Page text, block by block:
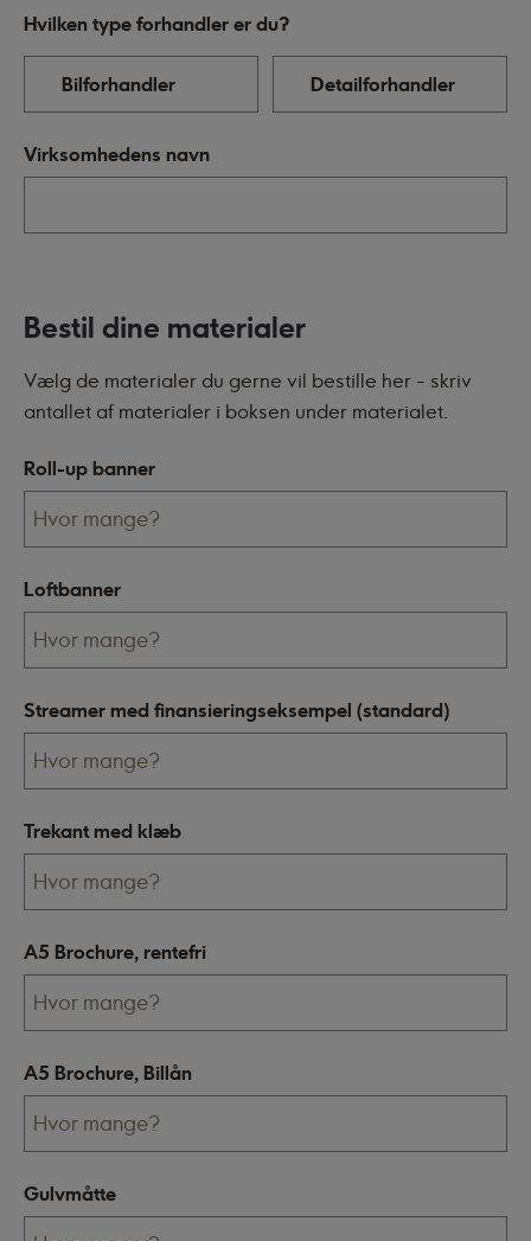
Hvilken type forhandler er du?
Bilforhandler Detailforhandler
Virksomhedens navn
Bestil dine materialer
Vælg de materialer du gerne vil bestille her - skriv
antallet af materialer i boksen under materialet.
Roll-up banner
Loftbanner
Streamer med finansieringseksempel (standard)
Trekant med klæb
A5 Brochure, rentefri
A5 Brochure, Billån
Gulvmåtte